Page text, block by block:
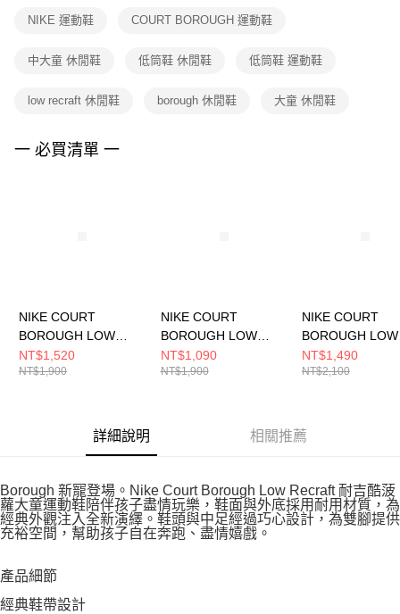
１．透過由恩沛科技股份有限公司提供之「AFTEE先享後付」服務完成之交
權轉讓予恩沛科技股份有限公司。
３．未成年的使用者請事先徵得法定代理人或監護人之同意方可使用
４．使用「AFTEE先享後付」時，將依據個別帳號之用戶狀況，依本公司即
NIKE 運動鞋 COURT BOROUGH 運動鞋
中大童 休閒鞋 低筒鞋 休閒鞋 低筒鞋 運動鞋
low recraft 休閒鞋 borough 休閒鞋 大童 休閒鞋
一 必買清單 一
NIKE COURT
BOROUGH LOW
RECRAFT (GS) 大童
休閒鞋 DV5456104
NT$1,520
NT$1,900
NIKE COURT
BOROUGH LOW
RECRAFT (GS) 中大
童 休閒鞋 DV5456119
NT$1,090
NT$1,900
NIKE COURT
BOROUGH LOW
RECRAFT (GS)
童 休閒鞋
NT$1,490
NT$2,100
詳細說明 相關推薦
Borough 新寵登場。Nike Court Borough Low Recraft 耐吉酷菠
蘿大童運動鞋陪伴孩子盡情玩樂，鞋面與外底採用耐用材質，為
經典外觀注入全新演繹。鞋頭與中足經過巧心設計，為雙腳提供
充裕空間，幫助孩子自在奔跑、盡情嬉戲。
產品細節
經典鞋帶設計